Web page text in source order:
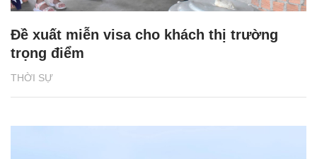
THỜI SỰ
Đề xuất miễn visa cho khách thị trường
trọng điểm